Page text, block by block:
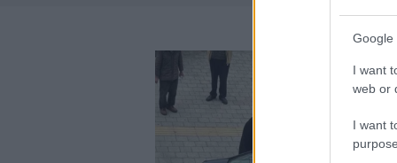
Google
I want
web or
I want